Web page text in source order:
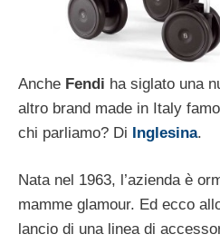
Anche Fendi ha siglato una
altro brand made in Italy
chi parliamo? Di Inglesina.
Nata nel 1963, l’azienda è
mamme glamour. Ed ecco
lancio di una linea di